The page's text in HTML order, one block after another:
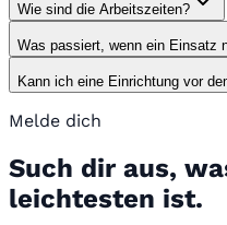
Wie sind die Arbeitszeiten?
Was passiert, wenn ein Einsatz
Kann ich eine Einrichtung vor
Melde dich
Such dir aus,
leichtesten ist.